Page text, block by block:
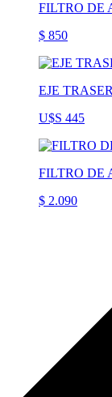
FILTRO DE
$ 850
EJE
U$S 445
FILTRO DE
$ 2.090